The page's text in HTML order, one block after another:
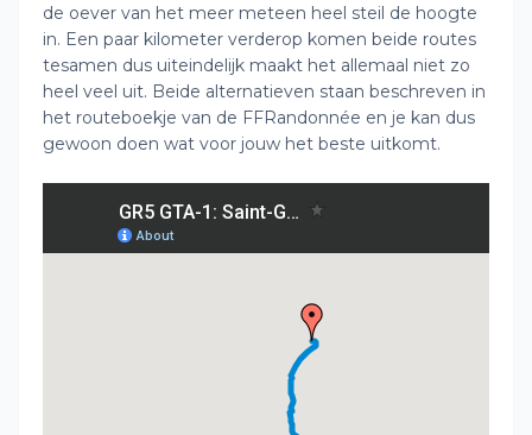
de oever van het meer meteen heel steil de hoogte
in. Een paar kilometer verderop komen beide routes
tesamen dus uiteindelijk maakt het allemaal niet zo
heel veel uit. Beide alternatieven staan beschreven in
het routeboekje van de FFRandonnée en je kan dus
gewoon doen wat voor jouw het beste uitkomt.